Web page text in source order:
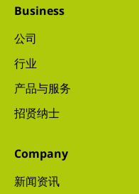
Business
公司
行业
产品与服务
招贤纳士
Company
新闻资讯